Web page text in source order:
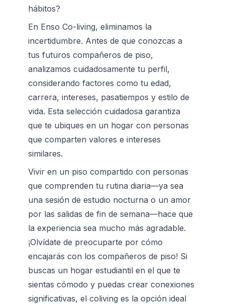
hábitos?
En Enso Co-living, eliminamos la
incertidumbre. Antes de que conozcas a
tus futuros compañeros de piso,
analizamos cuidadosamente tu perfil,
considerando factores como tu edad,
carrera, intereses, pasatiempos y estilo de
vida. Esta selección cuidadosa garantiza
que te ubiques en un hogar con personas
que comparten valores e intereses
similares.
Vivir en un piso compartido con personas
que comprenden tu rutina diaria—ya sea
una sesión de estudio nocturna o un amor
por las salidas de fin de semana—hace que
la experiencia sea mucho más agradable.
¡Olvídate de preocuparte por cómo
encajarás con los compañeros de piso! Si
buscas un hogar estudiantil en el que te
sientas cómodo y puedas crear conexiones
significativas, el coliving es la opción ideal